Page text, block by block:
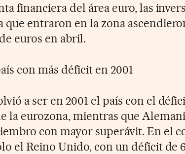
financiera del área euro, las
que entraron en la zona
euros en abril.
con más déficit en 2001
a ser en 2001 el país con el
la eurozona, mientras que
con mayor superávit. En el
el Reino Unido, con un déficit de